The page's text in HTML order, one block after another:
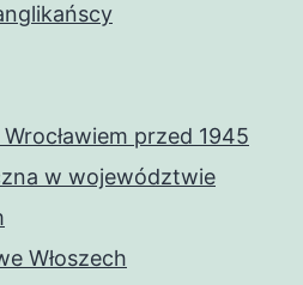
przed 1945
w województwie
Włoszech